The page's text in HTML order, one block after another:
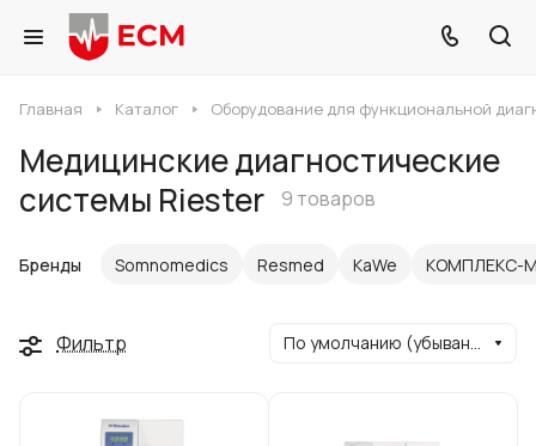
Главная Каталог Оборудование для функциональной
Медицинские диагностические
системы Riester
9 товаров
Бренды Somnomedics Resmed KaWe КОМПЛЕКС-
Фильтр По умолчанию (убывание)